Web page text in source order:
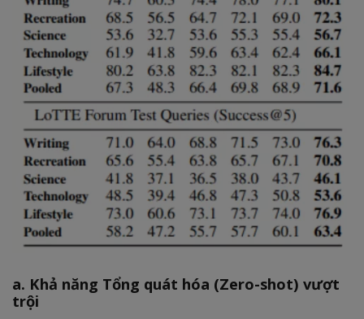
a. Khả năng Tổng quát hóa (Zero-shot) vượt
trội